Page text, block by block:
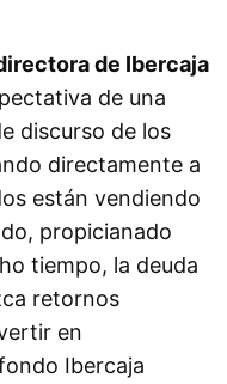
de Ibercaja
de una
discurso de los
directamente a
están vendiendo
propicianado
tiempo, la deuda
retornos
en
Ibercaja